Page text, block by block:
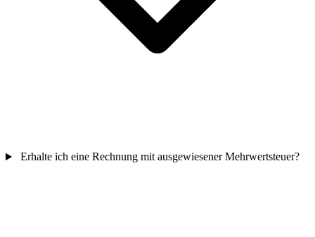
Erhalte ich eine Rechnung mit ausgewiesener Mehrwertsteuer?